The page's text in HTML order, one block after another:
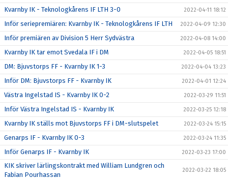
Kvarnby IK - Teknologkårens IF LTH 3-0 2022-04-11 18:12
Inför seriepremiären: Kvarnby IK - Teknologkårens IF LTH 2022-04-09 12:30
Inför premiären av Division 5 Herr Sydvästra 2022-04-08 14:00
Kvarnby IK tar emot Svedala IF i DM 2022-04-05 18:51
DM: Bjuvstorps FF - Kvarnby IK 1-3 2022-04-04 13:23
Inför DM: Bjuvstorps FF - Kvarnby IK 2022-04-01 12:24
Västra Ingelstad IS - Kvarnby IK 0-2 2022-03-29 11:51
Inför Västra Ingelstad IS - Kvarnby IK 2022-03-25 12:18
Kvarnby IK ställs mot Bjuvstorps FF i DM-slutspelet 2022-03-24 15:15
Genarps IF - Kvarnby IK 0-3 2022-03-24 11:35
Inför Genarps IF - Kvarnby IK 2022-03-23 17:00
KIK skriver lärlingskontrakt med William Lundgren och
Fabian Pourhassan
2022-03-22 18:05